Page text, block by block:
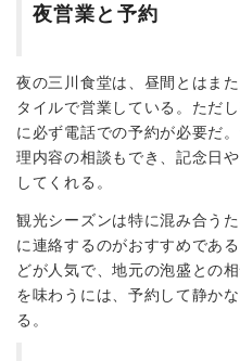
夜営業と予約
夜の三川食堂は、昼間とはま
タイルで営業している。ただ
に必ず電話での予約が必要だ
理内容の相談もでき、記念日
してくれる。
観光シーズンは特に混み合う
に連絡するのがおすすめであ
どが人気で、地元の泡盛との
を味わうには、予約して静か
る。